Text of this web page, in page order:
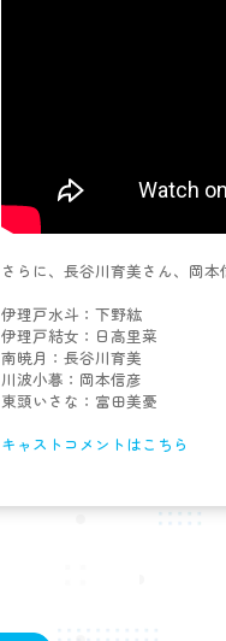
さらに、長谷川育美さん、岡
伊理戸水斗：下野紘
伊理戸結女：日高里菜
南暁月：長谷川育美
川波小暮：岡本信彦
東頭いさな：富田美憂
キャストコメントはこちら